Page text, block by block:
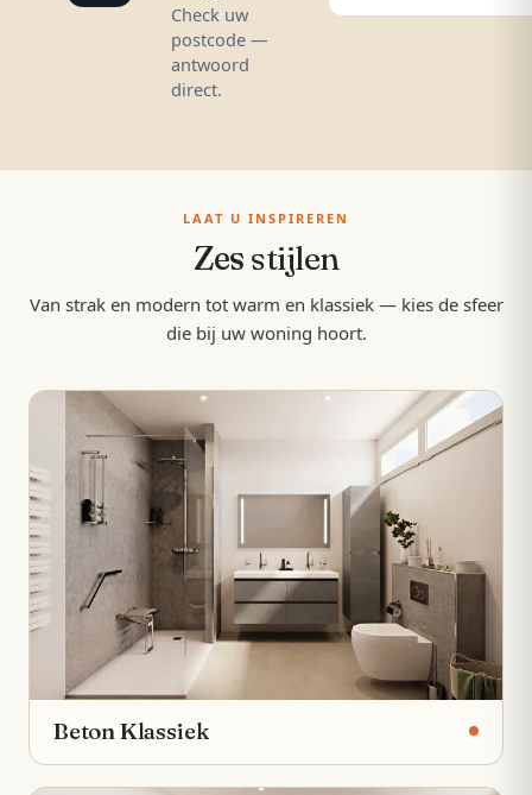
Check uw
postcode —
antwoord
direct.
LAAT U INSPIREREN
Zes stijlen
Van strak en modern tot warm en klassiek — kies de sfeer
die bij uw woning hoort.
Beton Klassiek